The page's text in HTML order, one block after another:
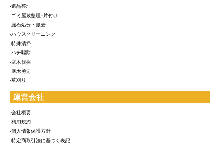
-遺品整理
-ゴミ屋敷整理･片付け
-庭石処分・撤去
-ハウスクリーニング
-特殊清掃
-ハチ駆除
-庭木伐採
-庭木剪定
-草刈り
運営会社
-会社概要
-利用規約
-個人情報保護方針
-特定商取引法に基づく表記